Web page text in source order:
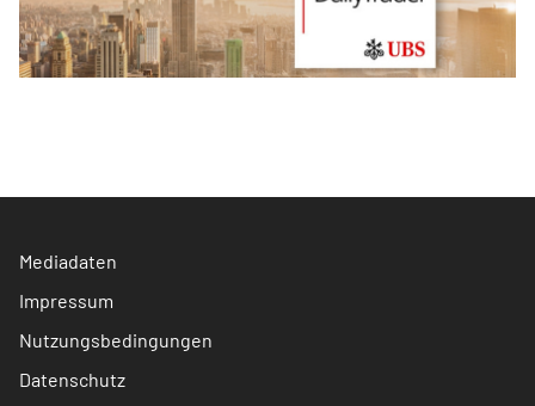
Mediadaten
Impressum
Nutzungsbedingungen
Datenschutz